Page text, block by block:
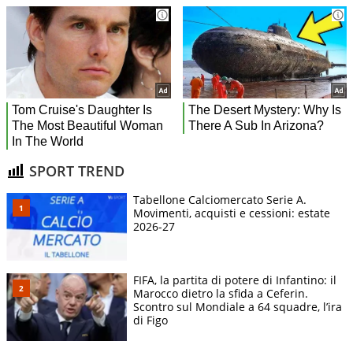
SPORT TREND
Tabellone Calciomercato Serie A.
Movimenti, acquisti e cessioni: estate
2026-27
FIFA, la partita di potere di Infantino: il
Marocco dietro la sfida a Ceferin.
Scontro sul Mondiale a 64 squadre, l’ira
di Figo